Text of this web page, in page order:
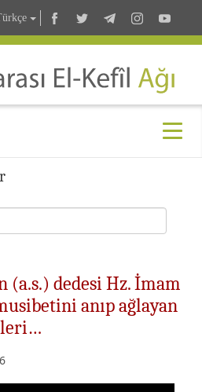
(a.s.) dedesi Hz. İmam
anıp ağlayan